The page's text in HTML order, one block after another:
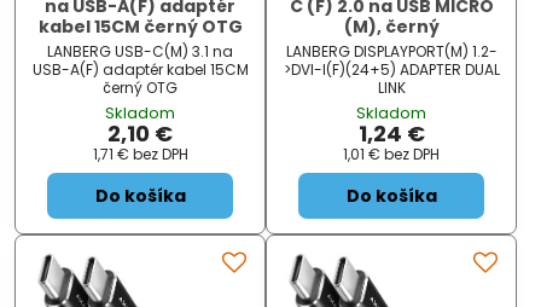
na USB-A(F) adaptér
kabel 15CM černý OTG
LANBERG USB-C(M) 3.1 na
USB-A(F) adaptér kabel 15CM
černý OTG
Skladom
2,10 €
1,71 € bez DPH
Do košíka
C (F) 2.0 na USB MICRO
(M), černý
LANBERG DISPLAYPORT(M) 1.2-
>DVI-I(F)(24+5) ADAPTER DUAL
LINK
Skladom
1,24 €
1,01 € bez DPH
Do košíka